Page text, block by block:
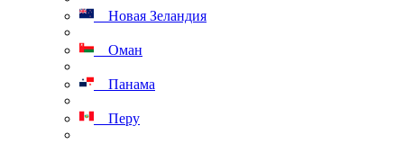
Новая Зеландия
Оман
Панама
Перу